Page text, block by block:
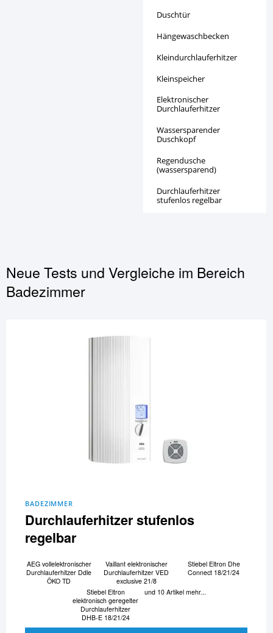
Duschtür
Hängewaschbecken
Kleindurchlauferhitzer
Kleinspeicher
Elektronischer
Durchlauferhitzer
Wassersparender
Duschkopf
Regendusche
(wassersparend)
Durchlauferhitzer
stufenlos regelbar
Neue Tests und Vergleiche im Bereich
Badezimmer
BADEZIMMER
Durchlauferhitzer stufenlos
regelbar
AEG vollelektronischer
Durchlauferhitzer Ddle
ÖKO TD
Vaillant elektronischer
Durchlauferhitzer VED
exclusive 21/8
Stiebel Eltron Dhe
Connect 18/21/24
Stiebel Eltron
elektronisch geregelter
Durchlauferhitzer
DHB-E 18/21/24
und 10 Artikel mehr...